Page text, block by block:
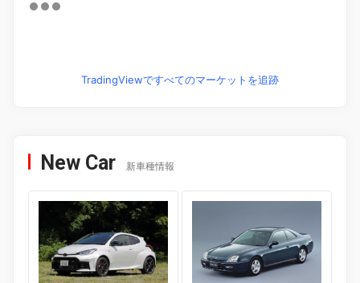
TradingViewですべてのマーケットを追跡
New Car 新車種情報